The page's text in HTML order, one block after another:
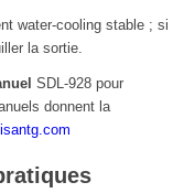
water-cooling stable ; si
la sortie.
SDL-928 pour
donnent la